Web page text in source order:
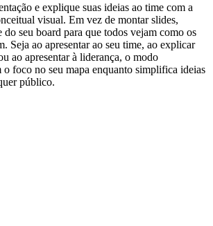
e explique suas ideias ao time com a
visual. Em vez de montar slides,
do seu board para que todos vejam como os
Seja ao apresentar ao seu time, ao explicar
ao apresentar à liderança, o modo
o foco no seu mapa enquanto simplifica ideias
público.